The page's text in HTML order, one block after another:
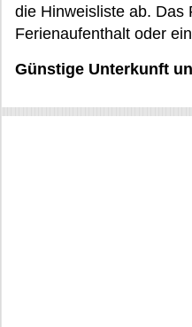
die Hinweisliste ab. Das
Ferienaufenthalt oder
Günstige Unterkunft